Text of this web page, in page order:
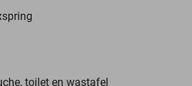
toilet en wastafel